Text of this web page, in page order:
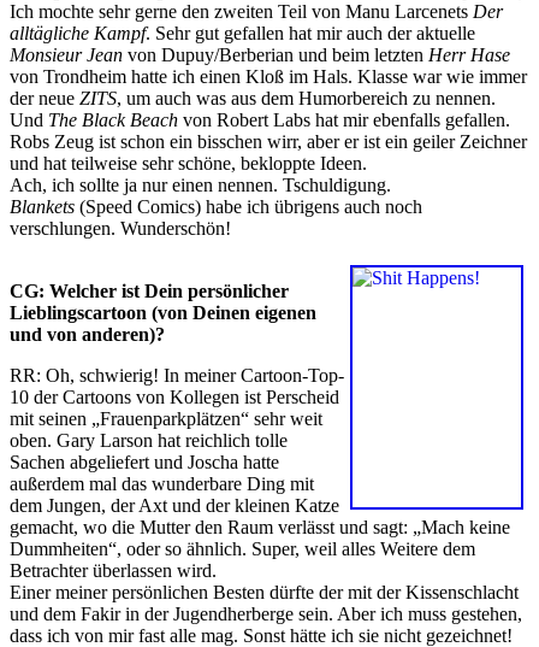
Ich mochte sehr gerne den zweiten Teil von Manu Larcenets Der
alltägliche Kampf. Sehr gut gefallen hat mir auch der aktuelle
Monsieur Jean von Dupuy/Berberian und beim letzten Herr Hase
von Trondheim hatte ich einen Kloß im Hals. Klasse war wie immer
der neue ZITS, um auch was aus dem Humorbereich zu nennen.
Und The Black Beach von Robert Labs hat mir ebenfalls gefallen.
Robs Zeug ist schon ein bisschen wirr, aber er ist ein geiler Zeichner
und hat teilweise sehr schöne, bekloppte Ideen.
Ach, ich sollte ja nur einen nennen. Tschuldigung.
Blankets (Speed Comics) habe ich übrigens auch noch
verschlungen. Wunderschön!
CG: Welcher ist Dein persönlicher
Lieblingscartoon (von Deinen eigenen
und von anderen)?
RR: Oh, schwierig! In meiner Cartoon-Top-
10 der Cartoons von Kollegen ist Perscheid
mit seinen „Frauenparkplätzen“ sehr weit
oben. Gary Larson hat reichlich tolle
Sachen abgeliefert und Joscha hatte
außerdem mal das wunderbare Ding mit
dem Jungen, der Axt und der kleinen Katze
gemacht, wo die Mutter den Raum verlässt und sagt: „Mach keine
Dummheiten“, oder so ähnlich. Super, weil alles Weitere dem
Betrachter überlassen wird.
Einer meiner persönlichen Besten dürfte der mit der Kissenschlacht
und dem Fakir in der Jugendherberge sein. Aber ich muss gestehen,
dass ich von mir fast alle mag. Sonst hätte ich sie nicht gezeichnet!